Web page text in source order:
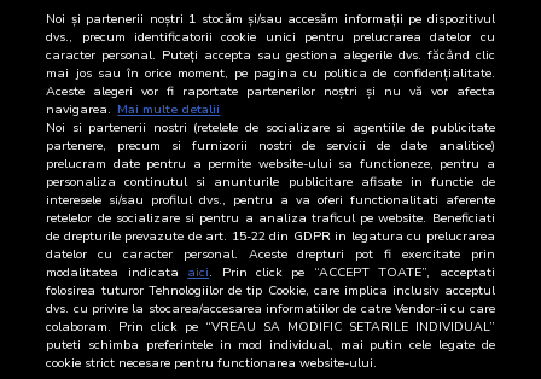
CpA (mii) CpA (%)
0
80 0.8
CPA
Livrare CpA
SNA FOCUS Ian10-Ian11
Noi și partenerii noștri 1 stocăm și/sau accesăm informații pe dispozitivul
dvs., precum identificatorii cookie unici pentru prelucrarea datelor cu
caracter personal. Puteți accepta sau gestiona alegerile dvs. făcând clic
mai jos sau în orice moment, pe pagina cu politica de confidențialitate.
Aceste alegeri vor fi raportate partenerilor noștri și nu vă vor afecta
navigarea. Mai multe detalii
Noi si partenerii nostri (retelele de socializare si agentiile de publicitate
partenere, precum si furnizorii nostri de servicii de date analitice)
prelucram date pentru a permite website-ului sa functioneze, pentru a
personaliza continutul si anunturile publicitare afisate in functie de
interesele si/sau profilul dvs., pentru a va oferi functionalitati aferente
retelelor de socializare si pentru a analiza traficul pe website. Beneficiati
de drepturile prevazute de art. 15-22 din GDPR in legatura cu prelucrarea
datelor cu caracter personal. Aceste drepturi pot fi exercitate prin
modalitatea indicata aici. Prin click pe “ACCEPT TOATE”, acceptati
folosirea tuturor Tehnologiilor de tip Cookie, care implica inclusiv acceptul
dvs. cu privire la stocarea/accesarea informatiilor de catre Vendor-ii cu care
colaboram. Prin click pe “VREAU SA MODIFIC SETARILE INDIVIDUAL”
puteti schimba preferintele in mod individual, mai putin cele legate de
cookie strict necesare pentru functionarea website-ului.